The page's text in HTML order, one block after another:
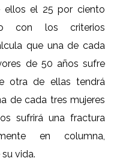
ellos el 25 por ciento
con los criterios
que una de cada
de 50 años sufre
otra de ellas tendrá
de cada tres mujeres
sufrirá una fractura
en columna,
vida.